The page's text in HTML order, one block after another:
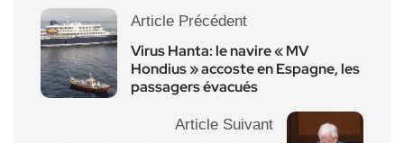
Article Précédent
Virus Hanta: le navire « MV
Hondius » accoste en Espagne, les
passagers évacués
Article Suivant